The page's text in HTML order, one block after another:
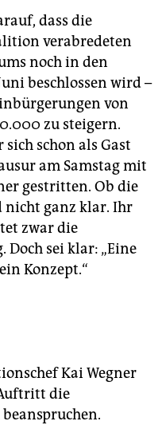
dass die
verabredeten
noch in den
beschlossen wird –
von
zu steigern.
schon als Gast
am Samstag mit
gestritten. Ob die
nicht ganz klar. Ihr
zwar die
sei klar: „Eine
Konzept.“
Kai Wegner
die